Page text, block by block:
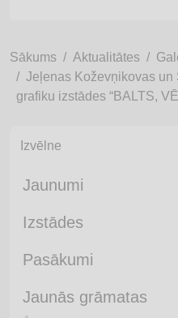
Sākums Aktualitātes
Jeļenas Koževņikovas
grafiku izstādes “BALTS,
Izvēlne
Jaunumi
Izstādes
Pasākumi
Jaunās grāmatas